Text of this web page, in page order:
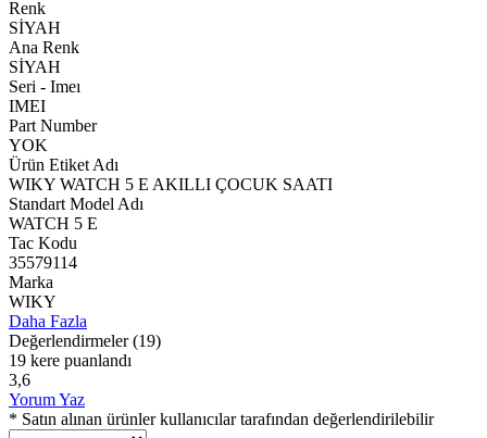
Renk
SİYAH
Ana Renk
SİYAH
Seri - Imeı
IMEI
Part Number
YOK
Ürün Etiket Adı
WIKY WATCH 5 E AKILLI ÇOCUK SAATI
Standart Model Adı
WATCH 5 E
Tac Kodu
35579114
Marka
WIKY
Daha Fazla
Değerlendirmeler (19)
19 kere puanlandı
3,6
Yorum Yaz
* Satın alınan ürünler kullanıcılar tarafından değerlendirilebilir